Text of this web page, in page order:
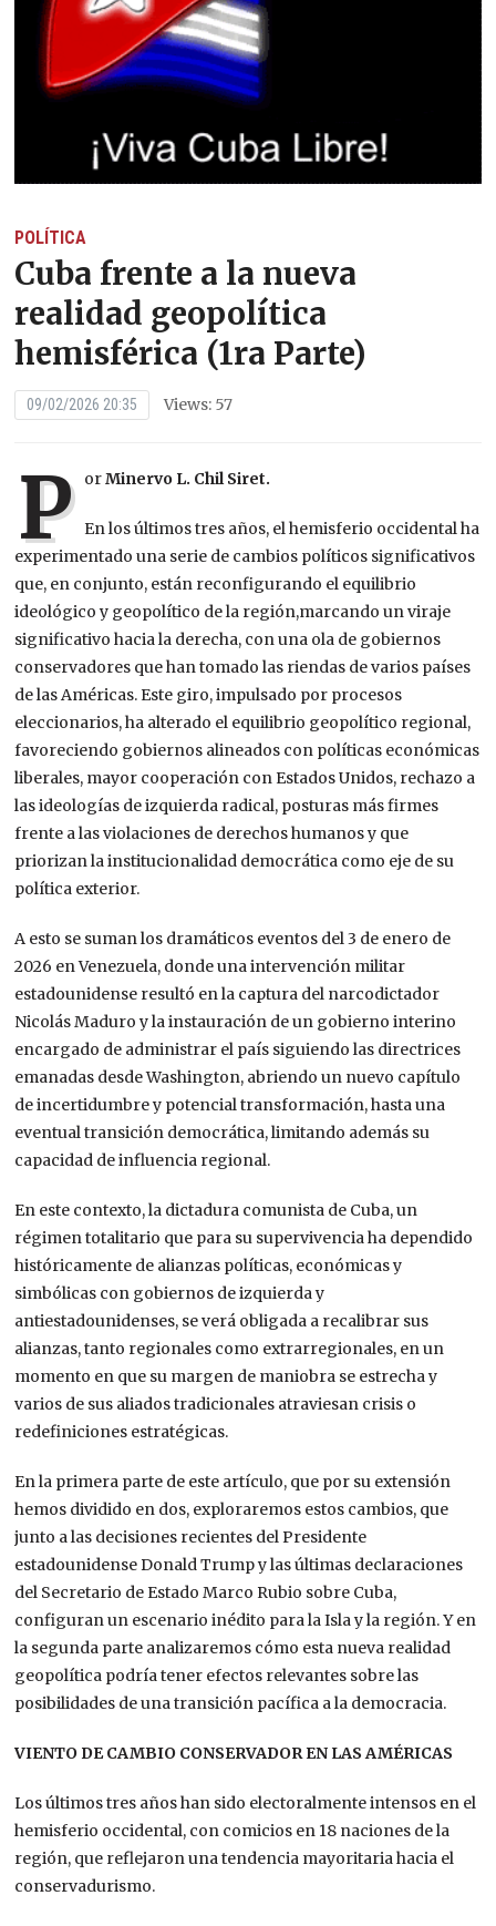
POLÍTICA
Cuba frente a la nueva
realidad geopolítica
hemisférica (1ra Parte)
09/02/2026 20:35 Views: 57
P orMinervo L. Chil Siret.
En los últimos tres años, el hemisferio occidental ha
experimentado una serie de cambios políticos significativos
que, en conjunto, están reconfigurando el equilibrio
ideológico y geopolítico de la región,marcando un viraje
significativo hacia la derecha, con una ola de gobiernos
conservadores que han tomado las riendas de varios países
de las Américas. Este giro, impulsado por procesos
eleccionarios, ha alterado el equilibrio geopolítico regional,
favoreciendo gobiernos alineados con políticas económicas
liberales, mayor cooperación con Estados Unidos, rechazo a
las ideologías de izquierda radical, posturas más firmes
frente a las violaciones de derechos humanos y que
priorizan la institucionalidad democrática como eje de su
política exterior.
A esto se suman los dramáticos eventos del 3 de enero de
2026 en Venezuela, donde una intervención militar
estadounidense resultó en la captura del narcodictador
Nicolás Maduro yla instauración de un gobierno interino
encargado de administrar el país siguiendo las directrices
emanadas desde Washington, abriendo un nuevo capítulo
de incertidumbre y potencial transformación,hastauna
eventual transición democrática,limitando además su
capacidad de influencia regional.
En este contexto,la dictadura comunista de Cuba, un
régimentotalitario que para su supervivenciaha dependido
históricamente de alianzas políticas, económicas y
simbólicas con gobiernos de izquierda y
antiestadounidenses, se verá obligada a recalibrar sus
alianzas, tanto regionales como extrarregionales, en un
momento en que su margen de maniobra se estrecha y
varios de sus aliados tradicionales atraviesan crisis o
redefiniciones estratégicas.
En la primera parte de este artículo, que por su extensión
hemos dividido en dos, exploraremos estos cambios, que
junto alas decisiones recientes del Presidente
estadounidense Donald Trump y las últimas declaraciones
del Secretario de Estado Marco Rubio sobre Cuba,
configuran un escenario inédito para la Isla y la región.Y en
la segunda parte analizaremos cómo esta nueva realidad
geopolítica podría tener efectos relevantes sobre las
posibilidades de una transición pacífica a la democracia.
VIENTO DE CAMBIO CONSERVADOREN LAS AMÉRICAS
Los últimos tres años han sido electoralmente intensos en el
hemisferio occidental, con comicios en 18 naciones de la
región, que reflejaron una tendencia mayoritaria hacia el
conservadurismo.